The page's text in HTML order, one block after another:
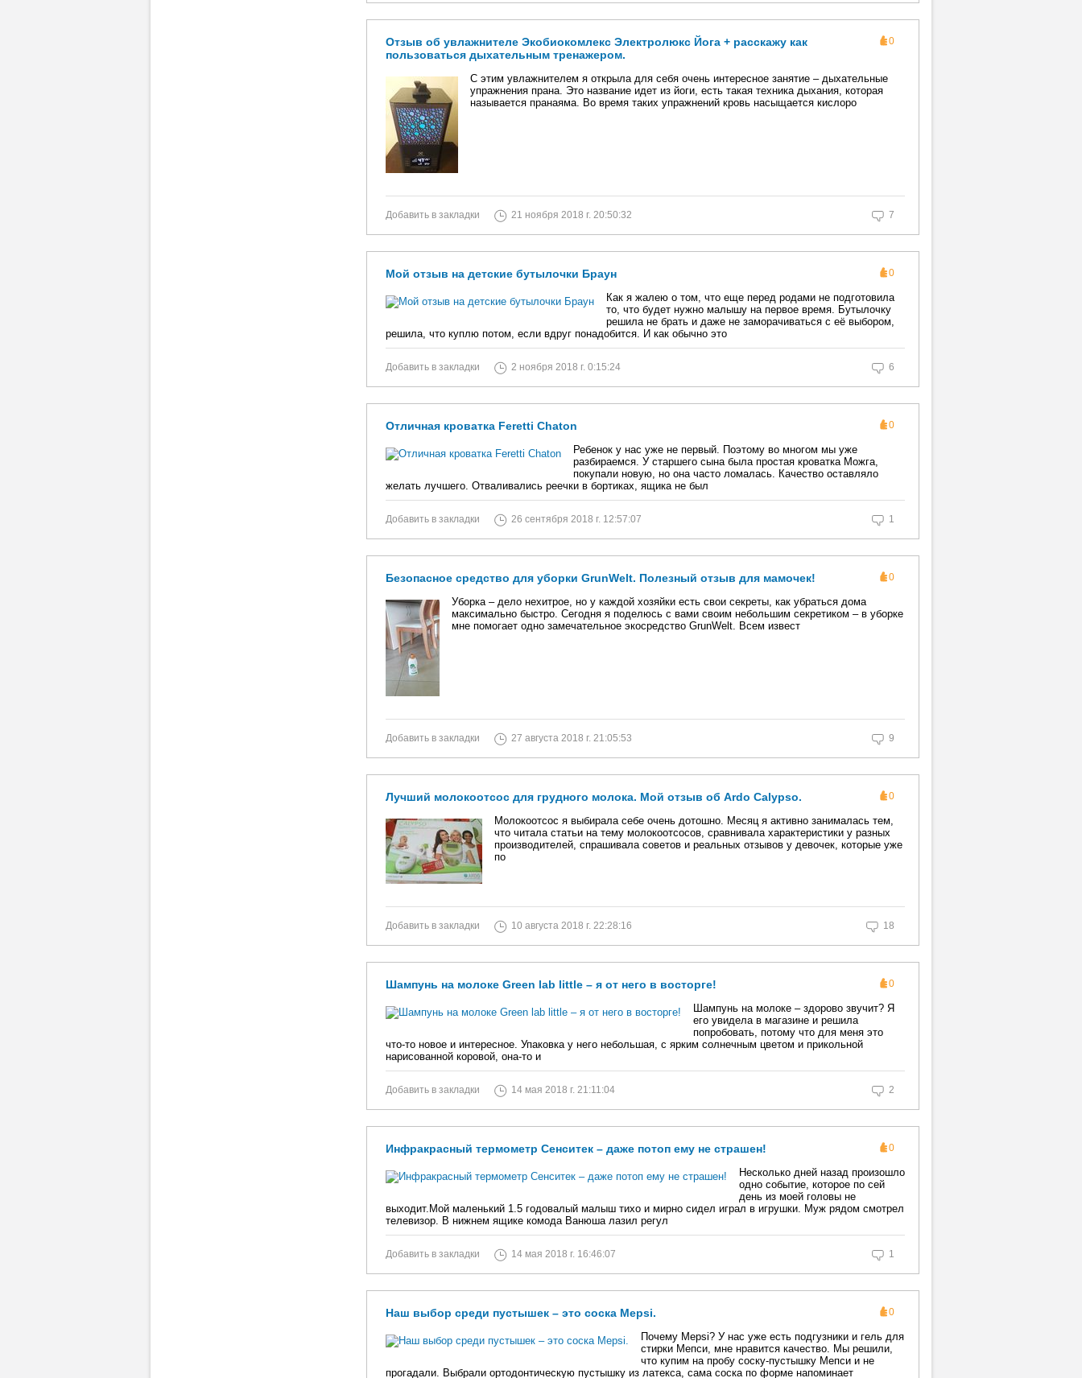
Отзыв об увлажнителе Экобиокомлекс Электролюкс Йога + расскажу как
пользоваться дыхательным тренажером.
0
С этим увлажнителем я открыла для себя очень интересное занятие – дыхательные
упражнения прана. Это название идет из йоги, есть такая техника дыхания, которая
называется пранаяма. Во время таких упражнений кровь насыщается кислоро
21 ноября 2018 г. 20:50:32
Добавить в закладки 7
Мой отзыв на детские бутылочки Браун 0
Как я жалею о том, что еще перед родами не подготовила
то, что будет нужно малышу на первое время. Бутылочку
решила не брать и даже не заморачиваться с её выбором,
решила, что куплю потом, если вдруг понадобится. И как обычно это
2 ноября 2018 г. 0:15:24
Добавить в закладки 6
Отличная кроватка Feretti Chaton 0
Ребенок у нас уже не первый. Поэтому во многом мы уже
разбираемся. У старшего сына была простая кроватка Можга,
покупали новую, но она часто ломалась. Качество оставляло
желать лучшего. Отваливались реечки в бортиках, ящика не был
26 сентября 2018 г. 12:57:07
Добавить в закладки 1
Безопасное средство для уборки GrunWelt. Полезный отзыв для мамочек! 0
Уборка – дело нехитрое, но у каждой хозяйки есть свои секреты, как убраться дома
максимально быстро. Сегодня я поделюсь с вами своим небольшим секретиком – в уборке
мне помогает одно замечательное экосредство GrunWelt. Всем извест
27 августа 2018 г. 21:05:53
Добавить в закладки 9
Лучший молокоотсос для грудного молока. Мой отзыв об Ardo Calypso. 0
Молокоотсос я выбирала себе очень дотошно. Месяц я активно занималась тем,
что читала статьи на тему молокоотсосов, сравнивала характеристики у разных
производителей, спрашивала советов и реальных отзывов у девочек, которые уже
по
10 августа 2018 г. 22:28:16
Добавить в закладки 18
Шампунь на молоке Green lab little – я от него в восторге! 0
Шампунь на молоке – здорово звучит? Я
его увидела в магазине и решила
попробовать, потому что для меня это
что-то новое и интересное. Упаковка у него небольшая, с ярким солнечным цветом и прикольной
нарисованной коровой, она-то и
14 мая 2018 г. 21:11:04
Добавить в закладки 2
Инфракрасный термометр Сенситек – даже потоп ему не страшен! 0
Несколько дней назад произошло
одно событие, которое по сей
день из моей головы не
выходит.Мой маленький 1.5 годовалый малыш тихо и мирно сидел играл в игрушки. Муж рядом смотрел
телевизор. В нижнем ящике комода Ванюша лазил регул
14 мая 2018 г. 16:46:07
Добавить в закладки 1
Наш выбор среди пустышек – это соска Mepsi. 0
Почему Mepsi? У нас уже есть подгузники и гель для
стирки Мепси, мне нравится качество. Мы решили,
что купим на пробу соску-пустышку Мепси и не
прогадали. Выбрали ортодонтическую пустышку из латекса, сама соска по форме напоминает